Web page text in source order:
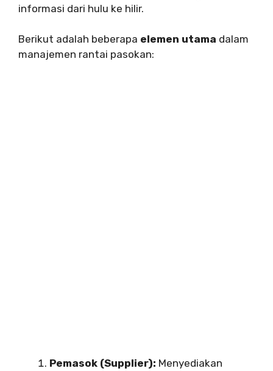
informasi dari hulu ke hilir.
Berikut adalah beberapa elemen utama dalam
manajemen rantai pasokan:
Pemasok (Supplier): Menyediakan